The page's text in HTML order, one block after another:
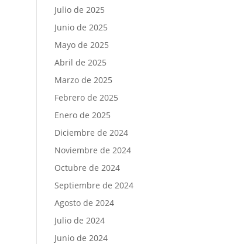
Julio de 2025
Junio de 2025
Mayo de 2025
Abril de 2025
Marzo de 2025
Febrero de 2025
Enero de 2025
Diciembre de 2024
Noviembre de 2024
Octubre de 2024
Septiembre de 2024
Agosto de 2024
Julio de 2024
Junio de 2024